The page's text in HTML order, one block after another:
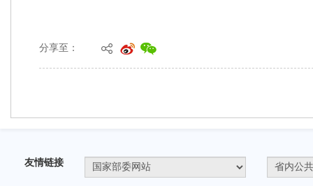
分享至：
友情链接